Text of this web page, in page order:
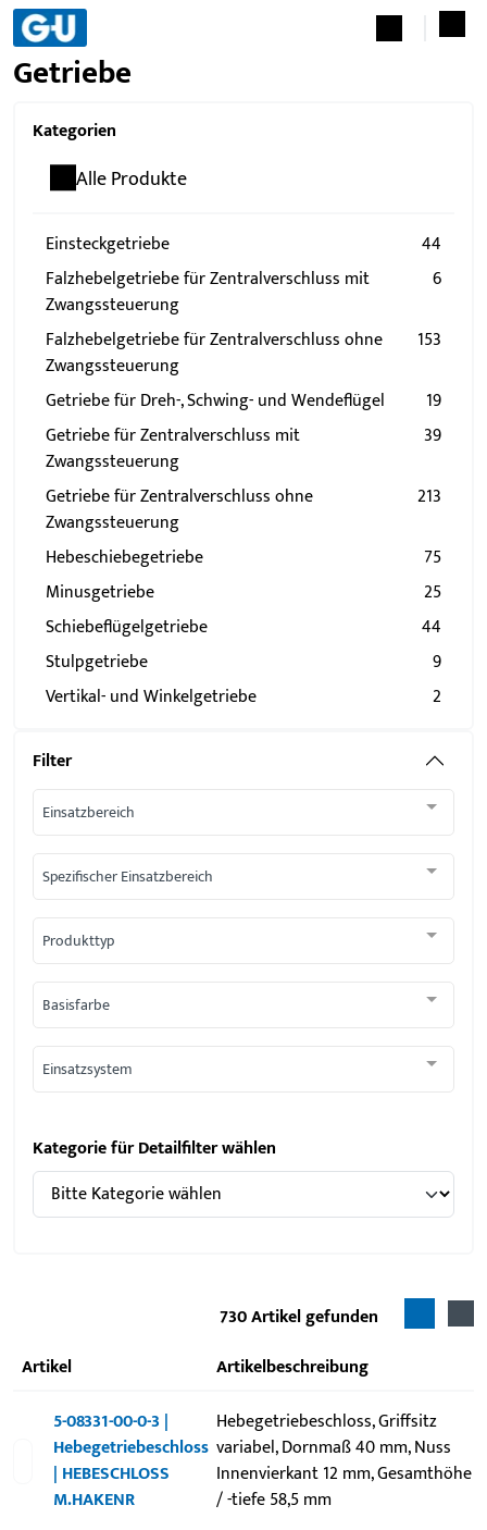
Getriebe
Kategorien
Alle Produkte
Einsteckgetriebe
44
Falzhebelgetriebe für Zentralverschluss mit
Zwangssteuerung
6
Falzhebelgetriebe für Zentralverschluss ohne
Zwangssteuerung
153
Getriebe für Dreh-, Schwing- und Wendeflügel
19
Getriebe für Zentralverschluss mit
Zwangssteuerung
39
Getriebe für Zentralverschluss ohne
Zwangssteuerung
213
Hebeschiebegetriebe
75
Minusgetriebe
25
Schiebeflügelgetriebe
44
Stulpgetriebe
9
Vertikal- und Winkelgetriebe
2
Filter
Einsatzbereich
Spezifischer Einsatzbereich
Produkttyp
Basisfarbe
Einsatzsystem
Kategorie für Detailfilter wählen
730Artikel gefunden
Artikel
Artikelbeschreibung
5-08331-00-0-3 |
Hebegetriebeschloss
| HEBESCHLOSS
M.HAKENR
Hebegetriebeschloss, Griffsitz
variabel, Dornmaß 40 mm, Nuss
Innenvierkant 12 mm, Gesamthöhe
/ -tiefe 58,5 mm